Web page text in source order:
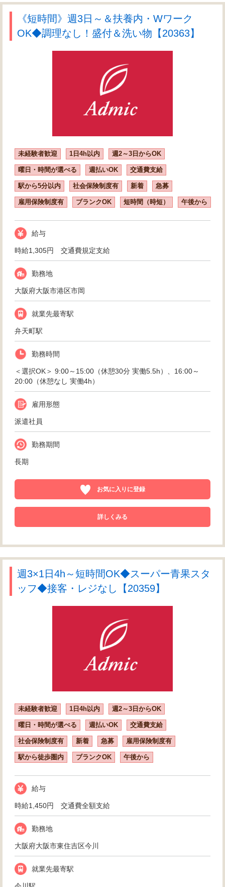
《短時間》週3日～＆扶養内・Wワーク
OK◆調理なし！盛付＆洗い物【20363】
未経験者歓迎 1日4h以内 週2～3日からOK
曜日・時間が選べる 週払いOK 交通費支給
駅から5分以内 社会保険制度有 新着 急募
雇用保険制度有 ブランクOK 短時間（時短） 午後から
給与
時給1,305円 交通費規定支給
勤務地
大阪府大阪市港区市岡
就業先最寄駅
弁天町駅
勤務時間
＜選択OK＞ 9:00～15:00（休憩30分 実働5.5h）、16:00～
20:00（休憩なし 実働4h）
雇用形態
派遣社員
勤務期間
長期
お気に入りに登録
詳しくみる
週3×1日4h～短時間OK◆スーパー青果スタ
ッフ◆接客・レジなし【20359】
未経験者歓迎 1日4h以内 週2～3日からOK
曜日・時間が選べる 週払いOK 交通費支給
社会保険制度有 新着 急募 雇用保険制度有
駅から徒歩圏内 ブランクOK 午後から
給与
時給1,450円 交通費全額支給
勤務地
大阪府大阪市東住吉区今川
就業先最寄駅